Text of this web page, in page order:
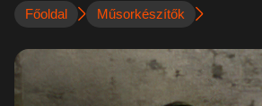
Főoldal Műsorkészítők